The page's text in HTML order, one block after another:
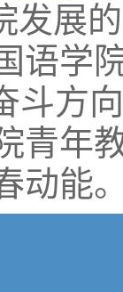
发展
语学
斗方
青年
动能